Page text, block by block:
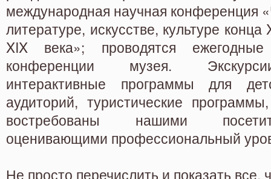
международная научная конференция
литературе, искусстве, культуре
XIX века»; проводятся
конференции музея.
интерактивные программы для
аудиторий, туристические
востребованы нашими
оценивающими профессиональный
Не просто перечислить и показать все,